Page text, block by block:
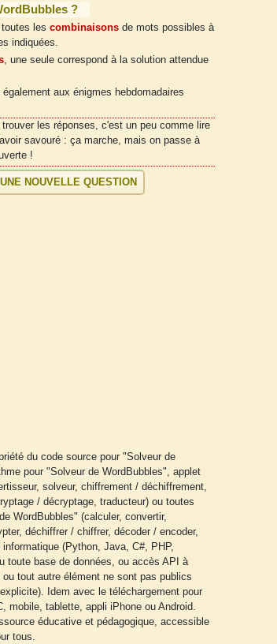
?
toutes les combinaisonsde mots possibles à
indiquées.
, une seule correspond à la solution attendue
aux énigmes hebdomadaires
les réponses, c'est un peu comme lire
savouré : ça marche, mais on passe à
!
UNE NOUVELLE QUESTION
du code source pour "Solveur de
pour "Solveur de WordBubbles", applet
solveur, chiffrement / déchiffrement,
/ décryptage, traducteur) ou toutes
WordBubbles" (calculer, convertir,
déchiffrer / chiffrer, décoder / encoder,
(Python, Java, C#, PHP,
toute base de données, ou accès API à
tout autre élément ne sont pas publics
Idem avec le téléchargement pour
mobile, tablette, appli iPhone ou Android.
éducative et pédagogique, accessible
tous.